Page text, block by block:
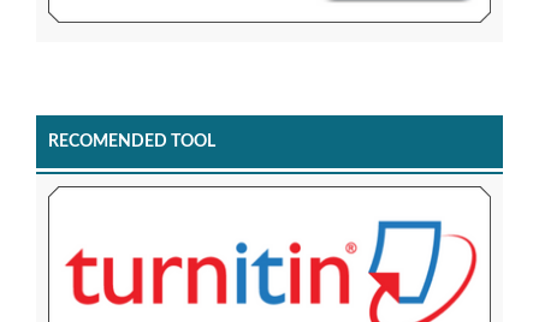
RECOMENDED TOOL